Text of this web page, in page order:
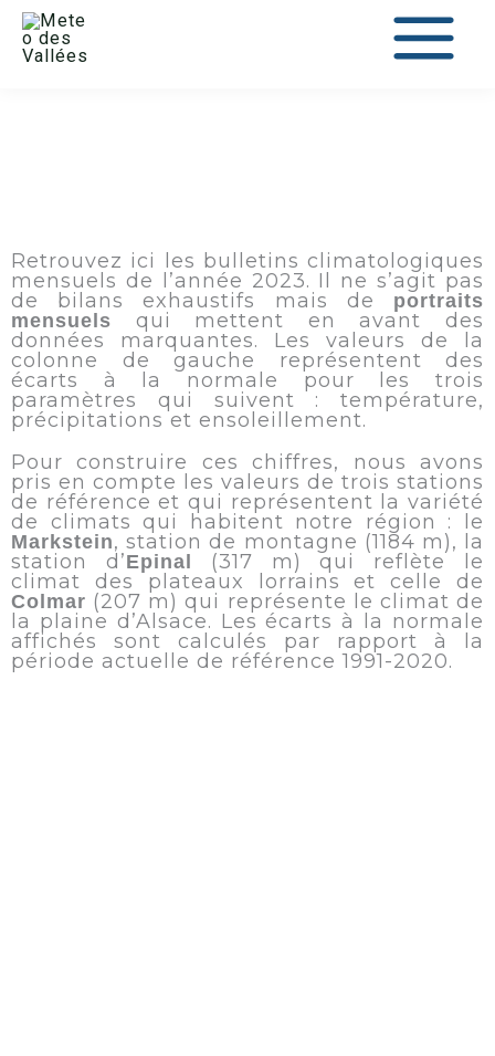
contenu
Retrouvez ici les bulletins climatologiques
mensuels de l’année 2023. Il ne s’agit pas
de bilans exhaustifs mais de portraits
mensuels qui mettent en avant des
données marquantes. Les valeurs de la
colonne de gauche représentent des
écarts à la normale pour les trois
paramètres qui suivent : température,
précipitations et ensoleillement.
Pour construire ces chiffres, nous avons
pris en compte les valeurs de trois stations
de référence et qui représentent la variété
de climats qui habitent notre région : le
Markstein, station de montagne (1184 m), la
station d’Epinal
(317 m) qui reflète le
climat des plateaux lorrains et celle de
Colmar (207 m) qui représente le climat de
la plaine d’Alsace. Les écarts à la normale
affichés sont calculés par rapport à la
période actuelle de référence 1991-2020.